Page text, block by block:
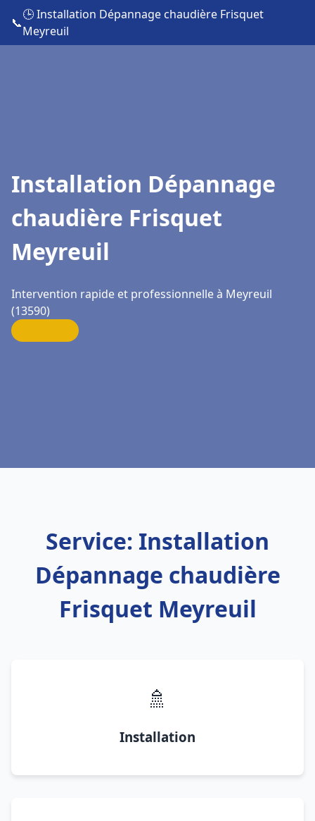
📞
🕒 Installation Dépannage chaudière Frisquet
Meyreuil
Installation Dépannage
chaudière Frisquet
Meyreuil
Intervention rapide et professionnelle à Meyreuil
(13590)
Service: Installation
Dépannage chaudière
Frisquet Meyreuil
🚿
Installation